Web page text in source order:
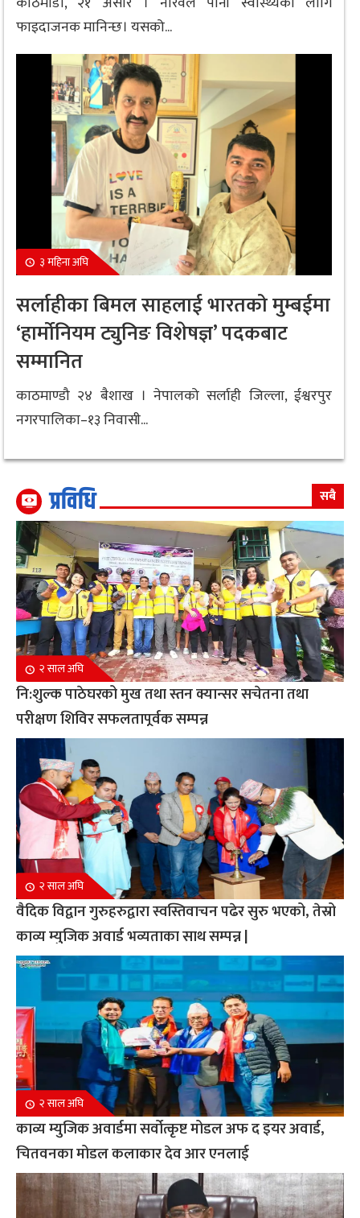
फाइदाजनक मानिन्छ। यसको...
३ महिना अघि
सर्लाहीका बिमल साहलाई भारतको मुम्बईमा
‘हार्मोनियम ट्युनिङ विशेषज्ञ’ पदकबाट
सम्मानित
काठमाण्डौ २४ बैशाख । नेपालको सर्लाही जिल्ला, ईश्वरपुर
नगरपालिका–१३ निवासी...
प्रविधि सबै
२ साल अघि
नि:शुल्क पाठेघरको मुख तथा स्तन क्यान्सर सचेतना तथा
परीक्षण शिविर सफलतापूर्वक सम्पन्न
२ साल अघि
वैदिक विद्वान गुरुहरुद्वारा स्वस्तिवाचन पढेर सुरु भएको, तेस्रो
काव्य म्युजिक अवार्ड भव्यताका साथ सम्पन्न |
२ साल अघि
काव्य म्युजिक अवार्डमा सर्वोत्कृष्ट मोडल अफ द इयर अवार्ड,
चितवनका मोडल कलाकार देव आर एनलाई